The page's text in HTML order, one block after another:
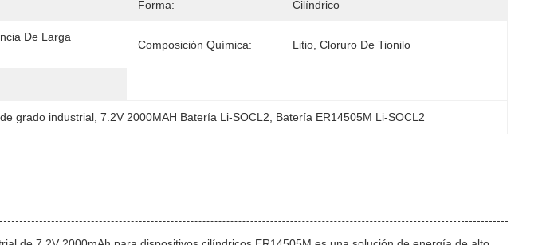
Forma: Cilíndrico
De Larga
Composición Química: Litio, Cloruro De Tionilo
grado industrial , 7.2V 2000MAH Batería Li-SOCL2 Batería ER14505M Li-SOCL2